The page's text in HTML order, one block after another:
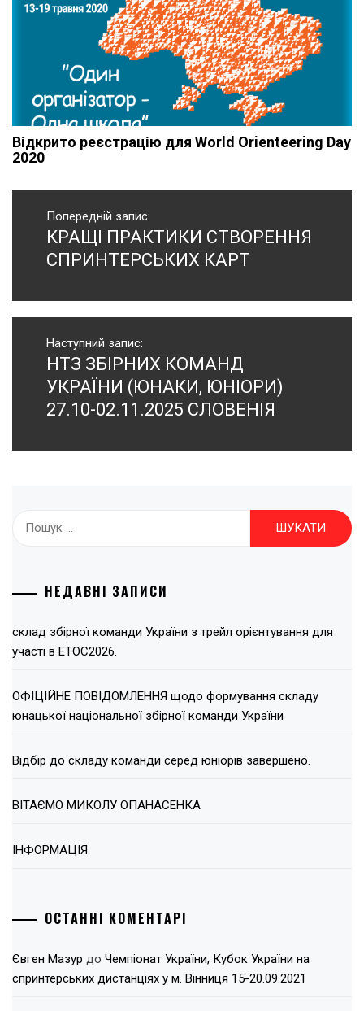
Відкрито реєстрацію для World Orienteering Day
2020
Навігація
записів
Попередній запис:
Попередній
запис:
КРАЩІ ПРАКТИКИ СТВОРЕННЯ
СПРИНТЕРСЬКИХ КАРТ
Наступний запис:
Наступний
запис:
НТЗ ЗБІРНИХ КОМАНД
УКРАЇНИ (ЮНАКИ, ЮНІОРИ)
27.10-02.11.2025 СЛОВЕНІЯ
НЕДАВНІ ЗАПИСИ
склад збірної команди України з трейл орієнтування для
участі в ЕТОС2026.
ОФІЦІЙНЕ ПОВІДОМЛЕННЯ щодо формування складу
юнацької національної збірної команди України
Відбір до складу команди серед юніорів завершено.
ВІТАЄМО МИКОЛУ ОПАНАСЕНКА
ІНФОРМАЦІЯ
ОСТАННІ КОМЕНТАРІ
Євген Мазур до Чемпіонат України, Кубок України на
спринтерських дистанціях у м. Вінниця 15-20.09.2021